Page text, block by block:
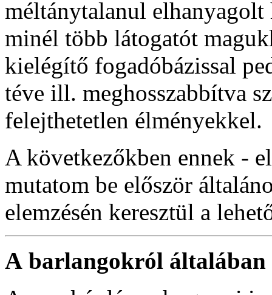
méltánytalanul
minél több látogatót
kielégítő fogadóbázissal
téve ill. meghosszabbítva
felejthetetlen élményekkel.
A következőkben ennek -
mutatom be először
elemzésén keresztül a
A barlangokról általában